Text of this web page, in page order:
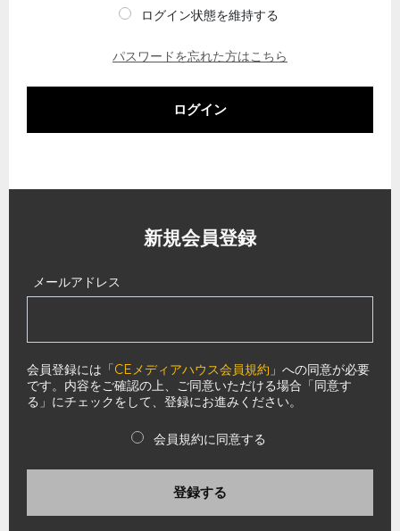
ログイン状態を維持する
パスワードを忘れた方はこちら
ログイン
新規会員登録
メールアドレス
会員登録には「CEメディアハウス会員規約 」への同意が必要
です。内容をご確認の上、ご同意いただける場合「同意す
る」にチェックをして、登録にお進みください。
会員規約に同意する
登録する